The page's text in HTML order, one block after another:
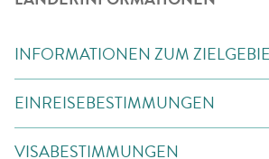
INFORMATIONEN ZUM
EINREISEBESTIMMUNGEN
VISABESTIMMUNGEN